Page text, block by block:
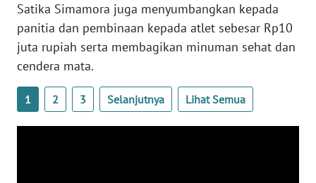
Satika Simamora juga menyumbangkan kepada
panitia dan pembinaan kepada atlet sebesar Rp10
juta rupiah serta membagikan minuman sehat dan
cendera mata.
1 2 3 Selanjutnya Lihat Semua
WN
PAPUA
BARAT
WN
RIAU